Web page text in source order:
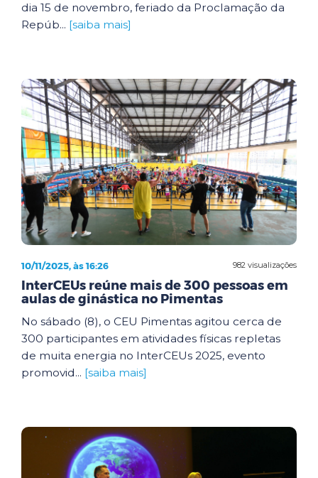
dia 15 de novembro, feriado da Proclamação da
Repúb... [saiba mais]
982 visualizações
10/11/2025, às 16:26
InterCEUs reúne mais de 300 pessoas em
aulas de ginástica no Pimentas
No sábado (8), o CEU Pimentas agitou cerca de
300 participantes em atividades físicas repletas
de muita energia no InterCEUs 2025, evento
promovid... [saiba mais]